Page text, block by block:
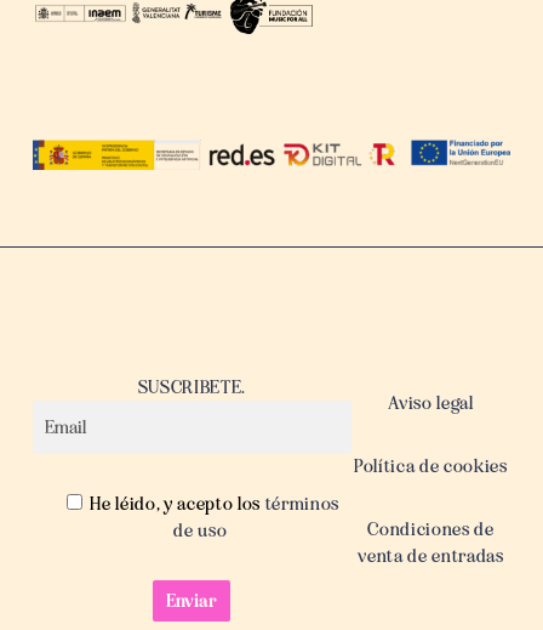
SUSCRIBETE.
He léido, y acepto los términos
de uso
Aviso legal
Política de cookies
Condiciones de
venta de entradas